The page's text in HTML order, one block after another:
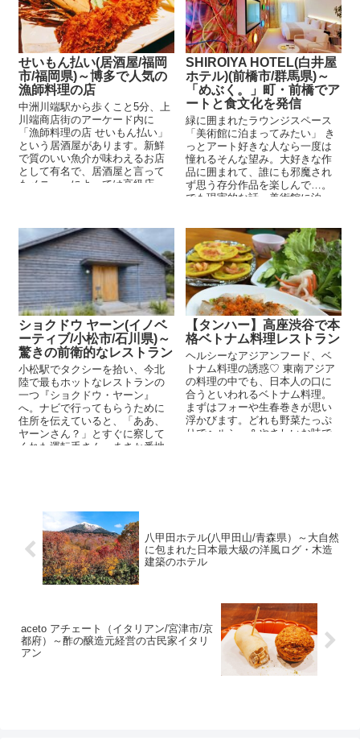
せいもん払い(居酒屋/福岡
市/福岡県)～博多で人気の
漁師料理の店
中洲川端駅から歩くこと5分、上
川端商店街のアーケード内に
「漁師料理の店 せいもん払い」
という居酒屋があります。新鮮
で質のいい魚介が味わえるお店
として有名で、居酒屋と言って
もメニューによっては高級店...
SHIROIYA HOTEL(白井屋
ホテル)(前橋市/群馬県)～
「めぶく。」町・前橋でア
ートと食文化を発信
緑に囲まれたラウンジスペース
「美術館に泊まってみたい」 き
っとアート好きな人なら一度は
憧れるそんな望み。大好きな作
品に囲まれて、誰にも邪魔され
ず思う存分作品を楽しんで…。
でも現実的な話、美術館に泊
ショクドウ ヤーン(イノベ
ーティブ/小松市/石川県)～
驚きの前衛的なレストラン
小松駅でタクシーを拾い、今北
陸で最もホットなレストランの
一つ『ショクドウ・ヤーン』
へ。ナビで行ってもらうために
住所を伝えていると、「ああ、
ヤーンさん？」とすぐに察して
くれた運転手さん。まさか番地
【タンハー】高座渋谷で本
格ベトナム料理レストラン
ヘルシーなアジアンフード、ベ
トナム料理の誘惑♡ 東南アジア
の料理の中でも、日本人の口に
合うといわれるベトナム料理。
まずはフォーや生春巻きが思い
浮かびます。どれも野菜たっぷ
りでヘルシー＆やさしいお味で
八甲田ホテル(八甲田山/青森県）～大自然
に包まれた日本最大級の洋風ログ・木造
建築のホテル
aceto アチェート（イタリアン/宮津市/京
都府）～酢の醸造元経営の古民家イタリ
アン